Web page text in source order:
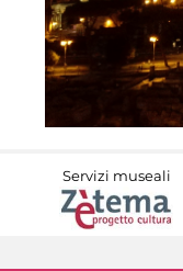
Servizi museali